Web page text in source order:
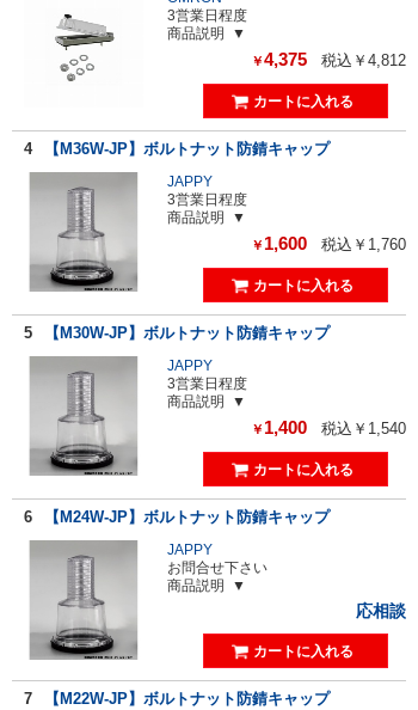
3営業日程度
商品説明
￥4,375 税込￥4,812
4 【M36W-JP】ボルトナット防錆キャップ
JAPPY
3営業日程度
商品説明
￥ 1,600 税込￥1,760
5 【M30W-JP】ボルトナット防錆キャップ
JAPPY
3営業日程度
商品説明
￥ 1,400 税込￥1,540
6 【M24W-JP】ボルトナット防錆キャップ
JAPPY
お問合せ下さい
商品説明
応相談
7 【M22W-JP】ボルトナット防錆キャップ